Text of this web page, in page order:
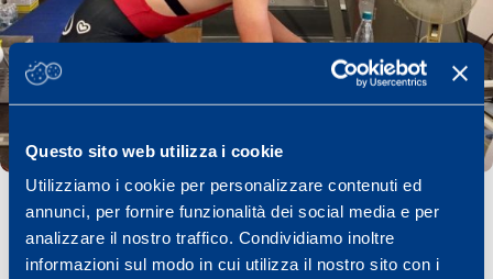
Questo sito web utilizza i cookie
Utilizziamo i cookie per personalizzare contenuti ed
annunci, per fornire funzionalità dei social media e per
analizzare il nostro traffico. Condividiamo inoltre
informazioni sul modo in cui utilizza il nostro sito con i